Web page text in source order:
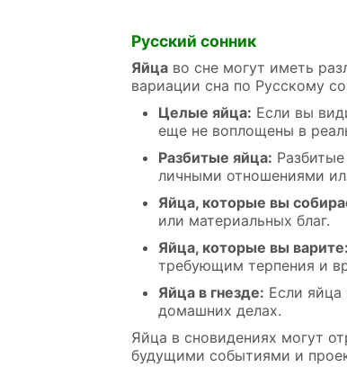
Русский сонник
Яйца во сне могут иметь
вариации сна по Русскому
Целые яйца: Если вы
еще не воплощены в
Разбитые яйца:
личными отношениями
Яйца, которые вы
или материальных благ.
Яйца, которые вы варите:
требующим терпения и
Яйца в гнезде: Если яйца
домашних делах.
Яйца в сновидениях могут
будущими событиями и